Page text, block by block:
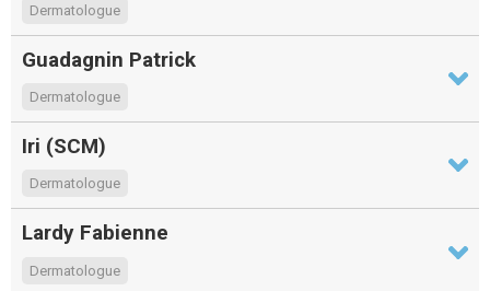
Dermatologue
Guadagnin Patrick
Dermatologue
Iri (SCM)
Dermatologue
Lardy Fabienne
Dermatologue